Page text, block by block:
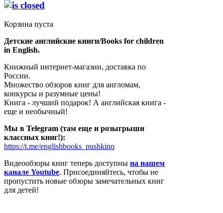
Корзина пуста
Детские английские книги/Books for children
in English.
Книжный интернет-магазин, доставка по
России.
Множество обзоров книг для англомам,
конкурсы и разумные цены!
Книга - лучший подарок! А английская книга -
еще и необычный!
Мы в Telegram (там еще и розыгрыши
классных книг!):
https://t.me/englishbooks_pushkino
Видеообзоры книг теперь доступны на нашем
канале Youtube. Присоединяйтесь, чтобы не
пропустить новые обзоры замечательных книг
для детей!